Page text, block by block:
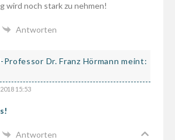
wird noch stark zu nehmen!
Antworten
Professor Dr. Franz Hörmann meint:
15:53
Antworten